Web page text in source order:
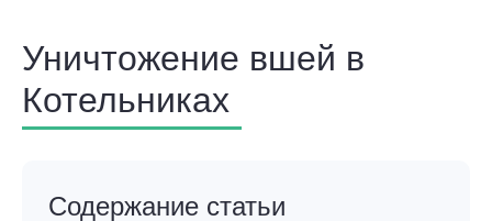
Уничтожение вшей в
Котельниках
Содержание статьи